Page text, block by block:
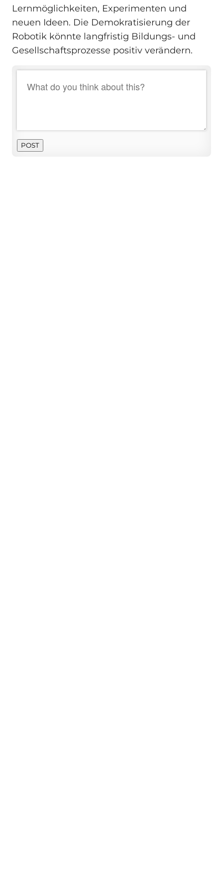
Lernmöglichkeiten, Experimenten und
neuen Ideen. Die Demokratisierung der
Robotik könnte langfristig Bildungs- und
Gesellschaftsprozesse positiv verändern.
POST